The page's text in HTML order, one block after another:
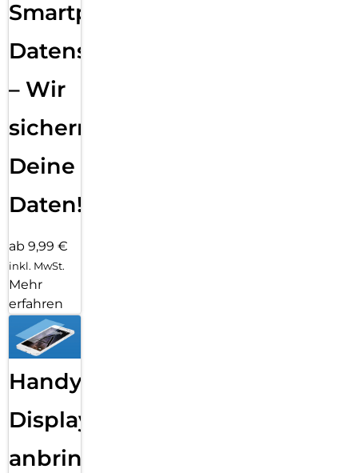
Smartphone
Datensicherung
– Wir
sichern
Deine
Daten!
ab 9,99 €
inkl. MwSt.
Mehr
erfahren
Handy
Displayfolie
anbringen